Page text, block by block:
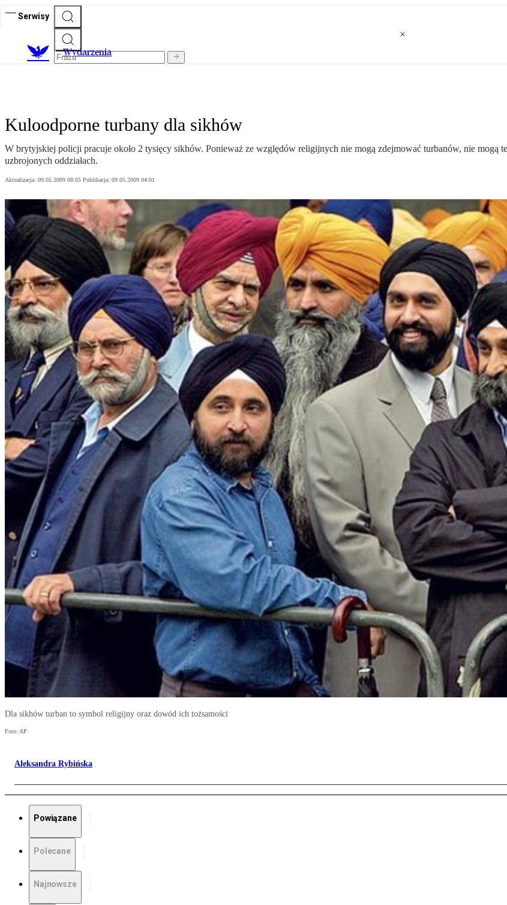
Serwisy
Wydarzenia
Kuloodporne turbany dla sikhów
W brytyjskiej policji pracuje około 2 tysięcy sikhów. Ponieważ ze względów religijnych nie mogą zdejmować turbanów, nie mogą
uzbrojonych oddziałach.
Aktualizacja: 09.05.2009 08:05 Publikacja: 09.05.2009 04:01
Dla sikhów turban to symbol religijny oraz dowód ich tożsamości
Foto: AP
Aleksandra Rybińska
Powiązane
Polecane
Najnowsze